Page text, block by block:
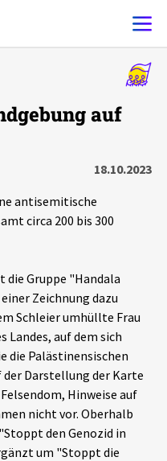
auf
18.10.2023
antisemitische
circa 200 bis 300
die Gruppe "Handala
Zeichnung dazu
Schleier umhüllte Frau
Landes, auf dem sich
die Palästinensischen
Darstellung der Karte
Hinweise auf
nicht vor. Oberhalb
den Genozid in
um "Stoppt die